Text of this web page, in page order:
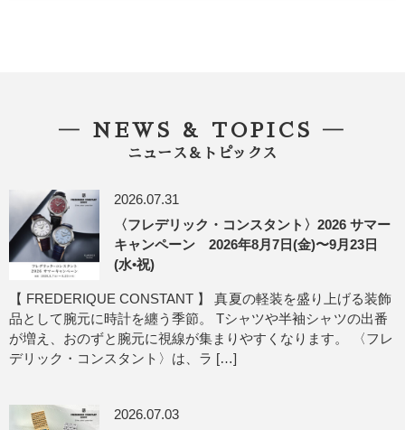
― NEWS & TOPICS ―
ニュース＆トピックス
2026.07.31
〈フレデリック・コンスタント〉2026 サマー
キャンペーン 2026年8月7日(金)〜9月23日
(水•祝)
【 FREDERIQUE CONSTANT 】 真夏の軽装を盛り上げる装飾
品として腕元に時計を纏う季節。 Tシャツや半袖シャツの出番
が増え、おのずと腕元に視線が集まりやすくなります。 〈フレ
デリック・コンスタント〉は、ラ […]
2026.07.03